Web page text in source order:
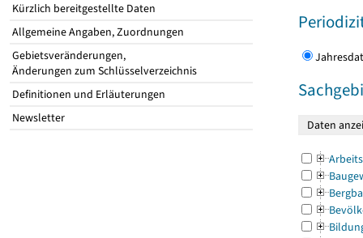
Kürzlich bereitgestellte Daten
Allgemeine Angaben, Zuordnungen
Gebietsveränderungen,
Änderungen zum Schlüsselverzeichnis
Definitionen und Erläuterungen
Newsletter